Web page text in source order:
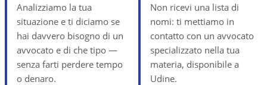
Analizziamo la tua
situazione e ti diciamo se
hai davvero bisogno di un
avvocato e di che tipo —
senza farti perdere tempo
o denaro.
Non ricevi una lista di
nomi: ti mettiamo in
contatto con un avvocato
specializzato nella tua
materia, disponibile a
Udine.